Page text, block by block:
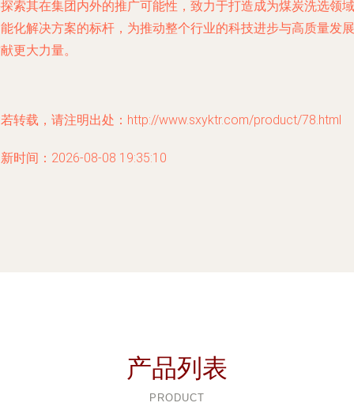
索其在集团内外的推广可能性，致力于打造成为煤炭洗选领域
化解决方案的标杆，为推动整个行业的科技进步与高质量发展
更大力量。
转载，请注明出处：http://www.sxyktr.com/product/78.html
时间：2026-08-08 19:35:10
产品列表
PRODUCT